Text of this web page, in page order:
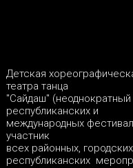
Детская
театра танца
"Сайдаш" (неоднократный
республиканских и
международных
участник
всех районных,
республиканских